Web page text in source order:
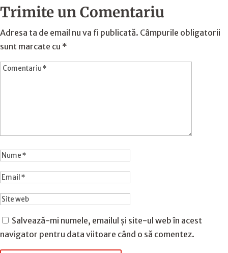
Trimite un Comentariu
Adresa ta de email nu va fi publicată. Câmpurile obligatorii
sunt marcate cu *
Salvează-mi numele, emailul și site-ul web în acest
navigator pentru data viitoare când o să comentez.